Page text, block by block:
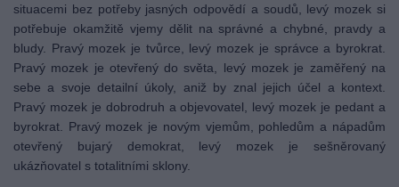
situacemi bez potřeby jasných odpovědí a soudů, levý mozek si
potřebuje okamžitě vjemy dělit na správné a chybné, pravdy a
bludy. Pravý mozek je tvůrce, levý mozek je správce a byrokrat.
Pravý mozek je otevřený do světa, levý mozek je zaměřený na
sebe a svoje detailní úkoly, aniž by znal jejich účel a kontext.
Pravý mozek je dobrodruh a objevovatel, levý mozek je pedant a
byrokrat. Pravý mozek je novým vjemům, pohledům a nápadům
otevřený bujarý demokrat, levý mozek je sešněrovaný
ukázňovatel s totalitními sklony.